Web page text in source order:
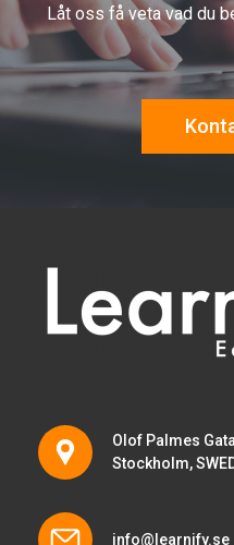
Låt oss få veta vad du
Olof Palmes
Stockholm,
info@learnify.se